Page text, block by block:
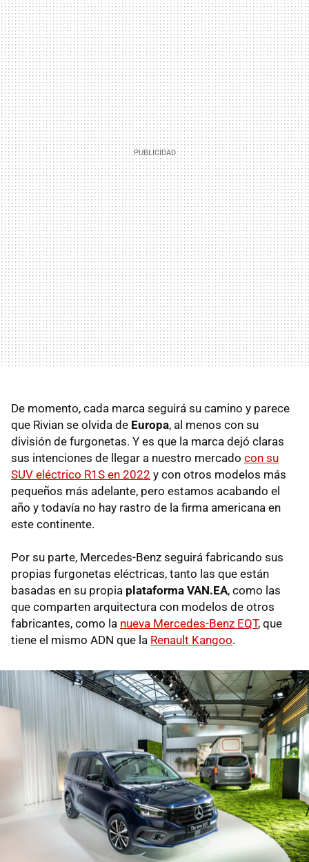
De momento, cada marca seguirá su camino y parece
que Rivian se olvida de Europa, al menos con su
división de furgonetas. Y es que la marca dejó claras
sus intenciones de llegar a nuestro mercado con su
SUV eléctrico R1S en 2022 y con otros modelos más
pequeños más adelante, pero estamos acabando el
año y todavía no hay rastro de la firma americana en
este continente.
Por su parte, Mercedes-Benz seguirá fabricando sus
propias furgonetas eléctricas, tanto las que están
basadas en su propia plataforma VAN.EA, como las
que comparten arquitectura con modelos de otros
fabricantes, como la nueva Mercedes-Benz EQT, que
tiene el mismo ADN que la Renault Kangoo.